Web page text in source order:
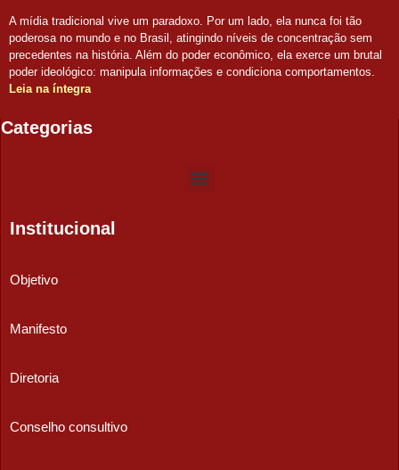
A mídia tradicional vive um paradoxo. Por um lado, ela nunca foi tão
poderosa no mundo e no Brasil, atingindo níveis de concentração sem
precedentes na história. Além do poder econômico, ela exerce um brutal
poder ideológico: manipula informações e condiciona comportamentos.
Leia na íntegra
Categorias
Institucional
Objetivo
Manifesto
Diretoria
Conselho consultivo